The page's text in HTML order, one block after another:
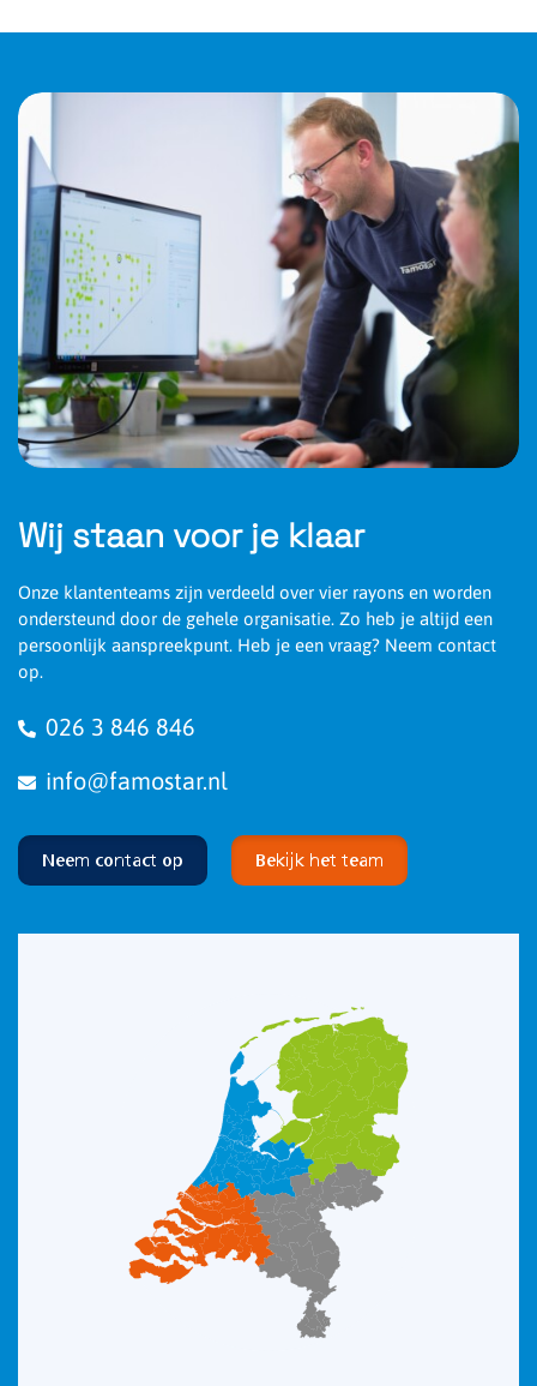
Wij staan voor je klaar
Onze klantenteams zijn verdeeld over vier rayons en worden
ondersteund door de gehele organisatie. Zo heb je altijd een
persoonlijk aanspreekpunt. Heb je een vraag? Neem contact
op.
026 3 846 846
info@famostar.nl
Neem contact op Bekijk het team